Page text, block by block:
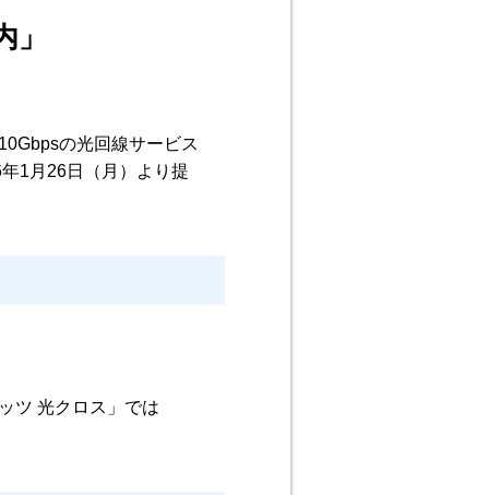
の光回線サービス
1月26日（月）より提
ツ 光クロス」では